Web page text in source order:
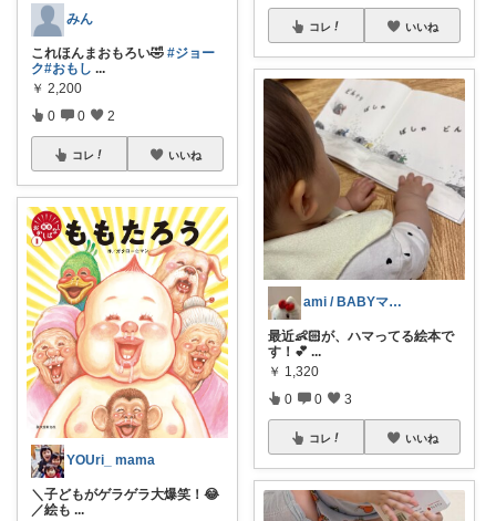
みん
これほんまおもろい🤣 #ジョー
ク#おもし ...
￥ 2,200
0 0 2
コレ いいね
YOUri_ mama
​＼子どもがゲラゲラ大爆笑！😂
／ ​絵も ...
コレ いいね
ami / BABYママ👧🏻‎🎀
最近👶🏻‪‪が、ハマってる絵本で
す！💕 ...
￥ 1,320
0 0 3
コレ いいね